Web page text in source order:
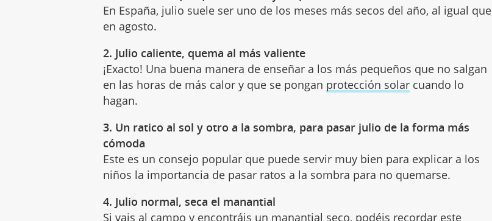
En España, julio suele ser uno de los meses más secos del año, al igual que
en agosto.
2. Julio caliente, quema al más valiente
¡Exacto! Una buena manera de enseñar a los más pequeños que no salgan
en las horas de más calor y que se pongan protección solar cuando lo
hagan.
3. Un ratico al sol y otro a la sombra, para pasar julio de la forma más
cómoda
Este es un consejo popular que puede servir muy bien para explicar a los
niños la importancia de pasar ratos a la sombra para no quemarse.
4. Julio normal, seca el manantial
Si vais al campo y encontráis un manantial seco, podéis recordar este